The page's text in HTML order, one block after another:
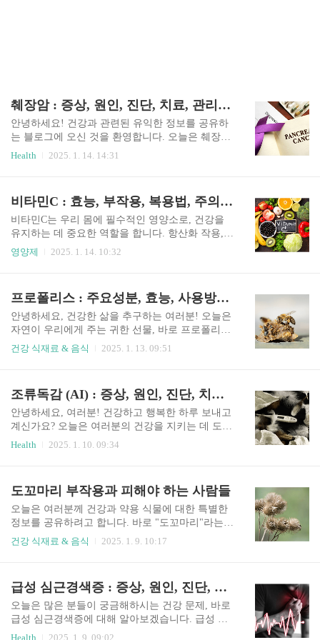
췌장암 : 증상, 원인, 진단, 치료, 관리방법, 예방법
안녕하세요! 건강과 관련된 유익한 정보를 공유하
는 블로그에 오신 것을 환영합니다. 오늘은 췌장암
에 대해 자세히 알아보겠습니다. 여러분의 건강과
견이 어려워 예후가 좋지 않은 질병 중 하나입니다.
췌장은 소화 효소를 분비하고 혈당을 조절하는 인
슐린을 생산하는 중요한 기관으로, 췌장암이 발생
하면 이들 기능에 심각한 영향을 미칠 수 있습니
다. 췌장암의 위험성 조기 발견의 어려움초기 증상
췌장암은 비교적 짧은 시간 안에 다른 장기로 전이
될 가능성이 높습니다.낮은 생존율췌장암은 ..
Health 2025. 1. 14. 14:31
비타민C : 효능, 부작용, 복용법, 주의사항 등
비타민C는 우리 몸에 필수적인 영양소로, 건강을
유지하는 데 중요한 역할을 합니다. 항산화 작용,
면역력 강화, 피부 건강 개선 등 다양한 효능을 가
화 작용비타민C는 강력한 항산화제 역할을 합니
다. 우리 몸에서 발생하는 유해산소(활성산소)를
제거하여 세포 손상을 방지하고, 노화 방지에 도움
을 줍니다. 이러한 항산화 작용은 심혈관 건강 유지
에도 긍정적인 영향을 미칩니다.면역력 강화비타
을 촉진하며, 백혈구의 기능을 활성화시켜 외부 병
원체로부터 몸을 보호합니다.피부 건..
영양제 2025. 1. 14. 10:32
프로폴리스 : 주요성분, 효능, 사용방법, 주의사항 그리고 권장섭취량
안녕하세요, 건강한 삶을 추구하는 여러분! 오늘은
자연이 우리에게 주는 귀한 선물, 바로 프로폴리스
에 대해 알아보려고 합니다. 프로폴리스는 건강과
란? 프로폴리스(Propolis)는 꿀벌이 나무의 수액과
자신의 타액을 혼합하여 만들어낸 천연 물질입니
다. 고대부터 프로폴리스는 항균, 항염 효과로 알려
함유하고 있으며, 주요 성분으로는 플라보노이드,
페놀산, 아미노산, 비..
건강 식재료 & 음식 2025. 1. 13. 09:51
조류독감 (AI) : 증상, 원인, 진단, 치료, 관리 방법 그리고 예방법
안녕하세요, 여러분! 건강하고 행복한 하루 보내고
계신가요? 오늘은 여러분의 건강을 지키는 데 도움
이 될 중요한 정보를 공유하고자 합니다. 바로 '조
주의가 필요합니다. 최근 몇 년 동안 국내외에서 조
류독감이 발생하면서, 이를 예방하고 대처하는 방
법에 대한 관심이 높아지고 있습니다. 조류독감 이
란? 조류독감은 인플루엔자 A형 바이러스에 의해
발생하는 가금류의 전염병입니다. 이 바이러스는
조류독감은 특히 고병원성(HPAI)과 저병원성(LPA
I)으로..
Health 2025. 1. 10. 09:34
도꼬마리 부작용과 피해야 하는 사람들
오늘은 여러분께 건강과 약용 식물에 대한 특별한
정보를 공유하려고 합니다. 바로 "도꼬마리"라는
자연의 선물에 대해 알아볼 텐데요. 도꼬마리는 전
용합니다. 도꼬마리는 따뜻한 성질을 지니고 있으
며, 현대에서도 그 효능이 주목받고 있는 식물입니
다. 이 글에서는 도꼬마리의 효능과 건강상의 이점,
건강 식재료 & 음식 2025. 1. 9. 10:17
급성 심근경색증 : 증상, 원인, 진단, 치료 및 관리 방법
오늘은 많은 분들이 궁금해하시는 건강 문제, 바로
급성 심근경색증에 대해 알아보겠습니다. 급성 심
근경색증은 빠른 대처가 생명을 살리는 질환입니
Health 2025. 1. 9. 09:02